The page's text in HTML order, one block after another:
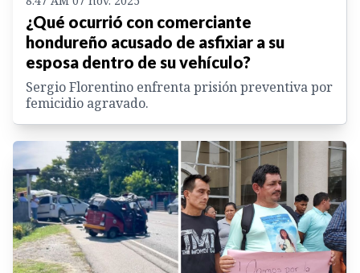
¿Qué ocurrió con comerciante
hondureño acusado de asfixiar a su
esposa dentro de su vehículo?
Sergio Florentino enfrenta prisión preventiva por
femicidio agravado.